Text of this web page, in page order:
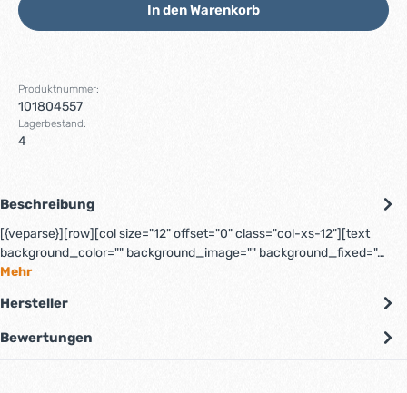
In den Warenkorb
Produktnummer:
101804557
Lagerbestand:
4
Beschreibung
[{veparse}][row][col size="12" offset="0" class="col-xs-12"][text
background_color="" background_image="" background_fixed="…
Mehr
Hersteller
Bewertungen